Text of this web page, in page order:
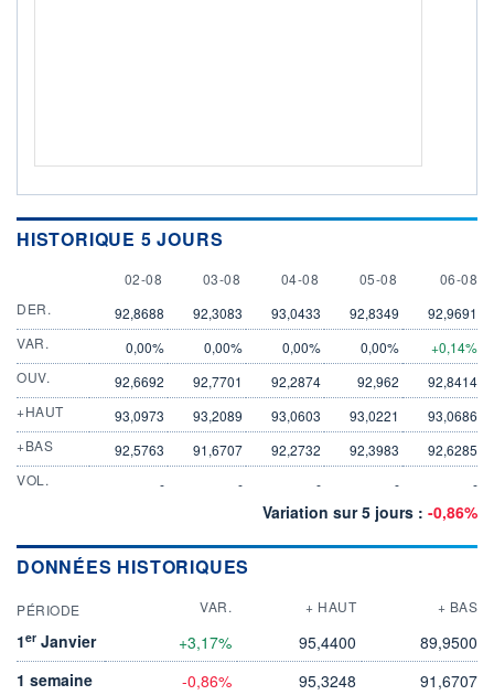
HISTORIQUE 5 JOURS
2 AUGUST
02-08 3 AUGUST
03-08 4 AUGUST
04-08 5 AUGUST
05-08 6
06-08
DER.
92,8688 92,3083 93,0433 92,8349
92,9691
VAR.
0,00% 0,00% 0,00% 0,00%
+0,14%
OUV.
92,6692 92,7701 92,2874 92,962
92,8414
+HAUT
93,0973 93,2089 93,0603 93,0221
93,0686
+BAS
92,5763 91,6707 92,2732 92,3983
92,6285
VOL.
- - - - -
Variation sur 5 jours : -0,86%
DONNÉES HISTORIQUES
PÉRIODE VAR. + HAUT + BAS
1er Janvier +3,17% 95,4400
89,9500
1 semaine
-0,86% 95,3248
91,6707